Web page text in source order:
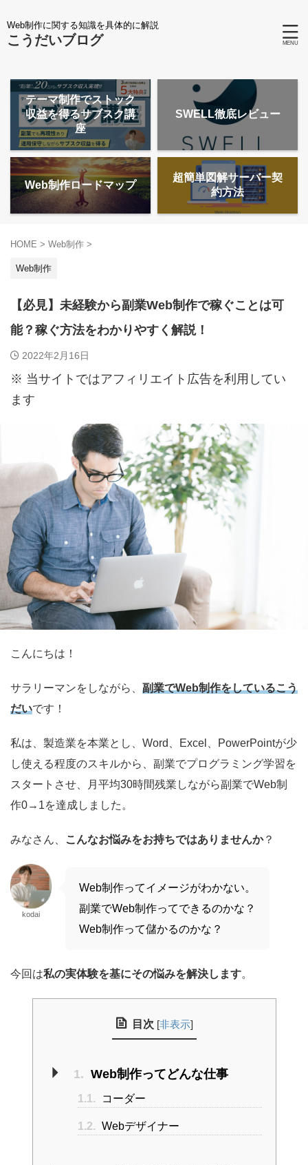
Web制作に関する知識を具体的に解説
こうだいブログ
テーマ制作でストック
収益を得るサブスク講
座
SWELL徹底レビュー
Web制作ロードマップ
超簡単図解サーバー契
約方法
HOME > Web制作 >
Web制作
【必見】未経験から副業Web制作で稼ぐことは可
能？稼ぐ方法をわかりやすく解説！
2022年2月16日
※ 当サイトではアフィリエイト広告を利用してい
ます
こんにちは！
サラリーマンをしながら、 副業でWeb制作をしているこう
だいです！
私は、製造業を本業とし、Word、Excel、PowerPointが少
し使える程度のスキルから、副業でプログラミング学習を
スタートさせ、月平均30時間残業しながら副業でWeb制
作0→1を達成しました。
みなさん、 こんなお悩みをお持ちではありませんか？
kodai
Web制作ってイメージがわかない。
副業でWeb制作ってできるのかな？
Web制作って儲かるのかな？
今回は私の実体験を基にその悩みを解決します。
目次 [非表示]
1. Web制作ってどんな仕事
1.1. コーダー
1.2. Webデザイナー